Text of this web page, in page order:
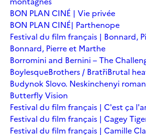
BON PLAN CINÉ | Vie privée
BON PLAN CINÉ| Parthenope
Festival du film français | Bonnard,
Bonnard, Pierre et Marthe
Borromini and Bernini – The
BoylesqueBrothers / BratřiBrutal
Budynok Slovo. Neskinchenyi roman
Butterfly Vision
Festival du film français | C'est ça
Festival du film français | Cagey
Festival du film français | Camille